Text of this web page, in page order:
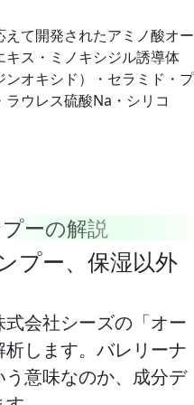
て開発されたアミノ酸オー
ス・ミノキシジル誘導体
ンオキシド）・セラミド・プ
ウレス硫酸Na・シリコ
ーの解説
プー、保湿以外
会社シーズの「オー
します。バレリーナ
意味なのか、成分デ